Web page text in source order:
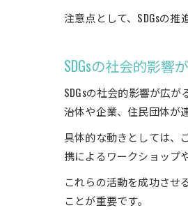
注意点として、SDGsの
SDGsの社会的影響
SDGsの社会的影響が広
治体や企業、住民団体が
具体的な動きとしては、
携によるワークショップ
これらの活動を成功させ
ことが重要です。